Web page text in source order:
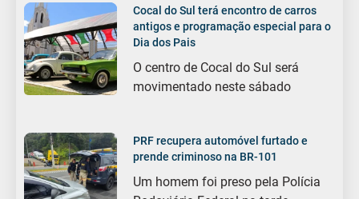
Cocal do Sul terá encontro de carros
antigos e programação especial para o
Dia dos Pais
O centro de Cocal do Sul será
movimentado neste sábado
PRF recupera automóvel furtado e
prende criminoso na BR-101
Um homem foi preso pela Polícia